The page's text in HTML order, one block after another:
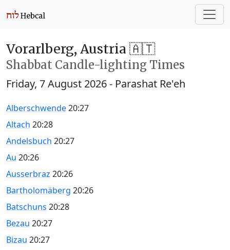
Vorarlberg, Austria 🇦🇹
Shabbat Candle-lighting Times
Friday, 7 August 2026- Parashat Re'eh
Alberschwende20:27
Altach 20:28
Andelsbuch 20:27
Au 20:26
Ausserbraz 20:26
Bartholomäberg 20:26
Batschuns 20:28
Bezau 20:27
Bizau 20:27